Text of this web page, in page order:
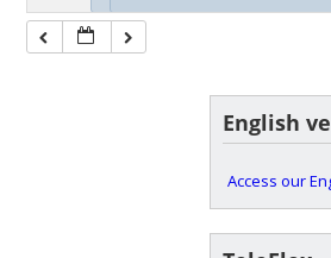
English
Access our